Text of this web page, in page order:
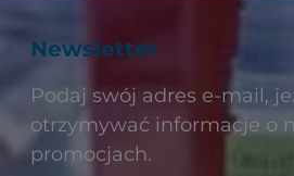
Newsletter
Podaj swój adres e-mail,
otrzymywać informacje o
promocjach.